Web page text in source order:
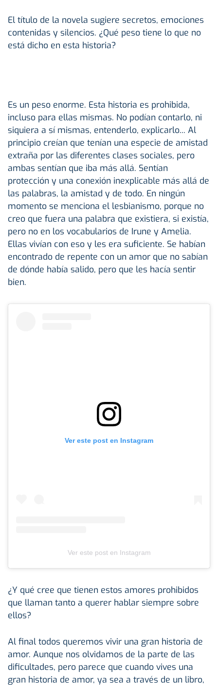
El título de la novela sugiere secretos, emociones
contenidas y silencios. ¿Qué peso tiene lo que no
está dicho en esta historia?
Es un peso enorme. Esta historia es prohibida,
incluso para ellas mismas. No podían contarlo, ni
siquiera a sí mismas, entenderlo, explicarlo... Al
principio creían que tenían una especie de amistad
extraña por las diferentes clases sociales, pero
ambas sentían que iba más allá. Sentían
protección y una conexión inexplicable más allá de
las palabras, la amistad y de todo. En ningún
momento se menciona el lesbianismo, porque no
creo que fuera una palabra que existiera, si existía,
pero no en los vocabularios de Irune y Amelia.
Ellas vivían con eso y les era suficiente. Se habían
encontrado de repente con un amor que no sabían
de dónde había salido, pero que les hacía sentir
bien.
Ver este post en Instagram
Ver este post en Instagram
¿Y qué cree que tienen estos amores prohibidos
que llaman tanto a querer hablar siempre sobre
ellos?
Al final todos queremos vivir una gran historia de
amor. Aunque nos olvidamos de la parte de las
dificultades, pero parece que cuando vives una
gran historia de amor, ya sea a través de un libro,